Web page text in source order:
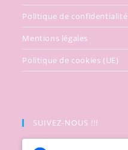
Politique de confidentialité
Mentions légales
Politique de cookies (UE)
SUIVEZ-NOUS !!!